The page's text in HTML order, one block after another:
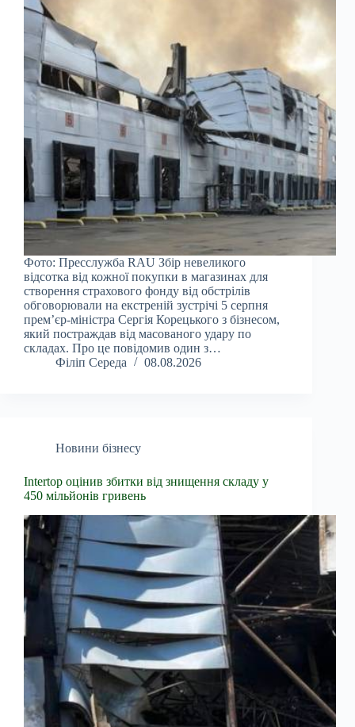
Фото: Пресслужба RAU Збір невеликого
відсотка від кожної покупки в магазинах для
створення страхового фонду від обстрілів
обговорювали на екстреній зустрічі 5 серпня
прем’єр-міністра Сергія Корецького з бізнесом,
який постраждав від масованого удару по
складах. Про це повідомив один з…
Філіп Середа
08.08.2026
Новини бізнесу
Intertop оцінив збитки від знищення складу у
450 мільйонів гривень